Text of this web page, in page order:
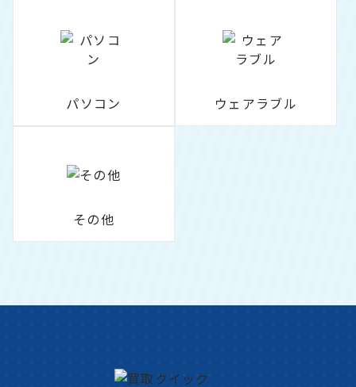
パソコン ウェアラブル
その他